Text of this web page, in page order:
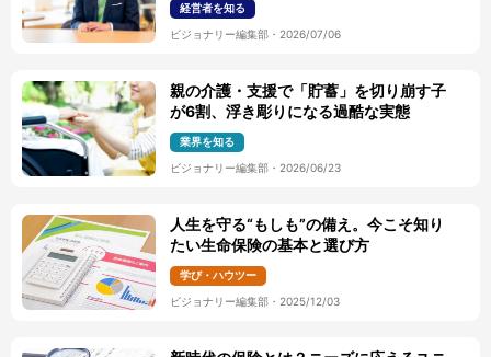
経営者を知る
ビジョナリー編集部・ 2026/07/06
親の介護・支援で「貯蓄」を切り崩す子
が6割、浮き彫りになる過酷な実態
業界を知る
ビジョナリー編集部・ 2026/06/23
人生を守る“もしも”の備え。今こそ知り
たい生命保険の基本と選び方
学び・ハウツー
ビジョナリー編集部・ 2025/12/03